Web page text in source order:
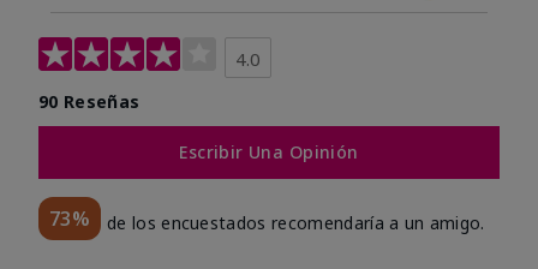
4.0
90 Reseñas
Escribir Una Opinión
73% de los encuestados recomendaría a un amigo.